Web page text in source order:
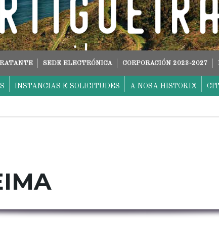
SEDE ELECTRÓNICA CORPORACIÓN 2023-2027
INSTANCIAS E SOLICITUDES A NOSA HISTORIA